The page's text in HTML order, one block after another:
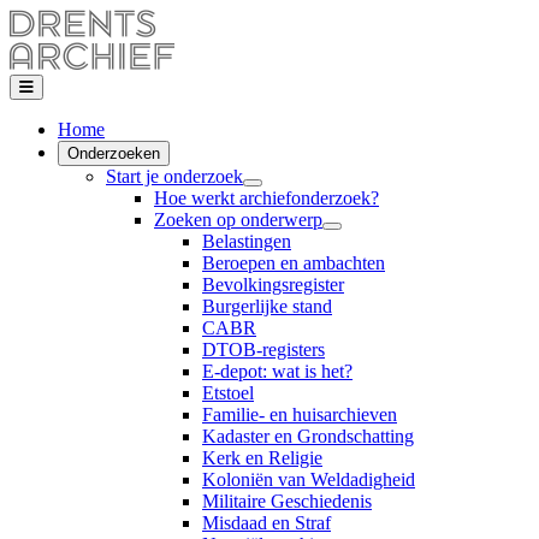
Home
Onderzoeken
Start je onderzoek
Hoe werkt archiefonderzoek?
Zoeken op onderwerp
Belastingen
Beroepen en ambachten
Bevolkingsregister
Burgerlijke stand
CABR
DTOB-registers
E-depot: wat is het?
Etstoel
Familie- en huisarchieven
Kadaster en Grondschatting
Kerk en Religie
Koloniën van Weldadigheid
Militaire Geschiedenis
Misdaad en Straf